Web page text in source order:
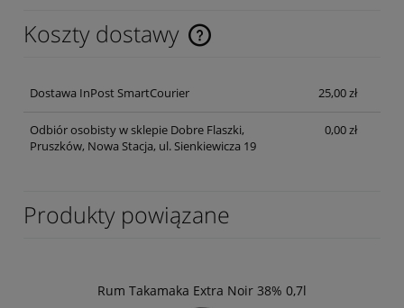
Koszty dostawy
Cena nie zawiera ewentualnych kosztów płatności
Dostawa InPost SmartCourier 25,00 zł
Odbiór osobisty w sklepie Dobre Flaszki,
Pruszków, Nowa Stacja, ul. Sienkiewicza 19
0,00 zł
Produkty powiązane
Rum Takamaka Extra Noir 38% 0,7l